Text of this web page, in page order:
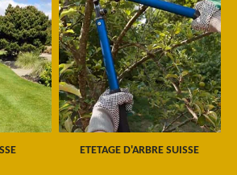
ETETAGE D'ARBRE SUISSE